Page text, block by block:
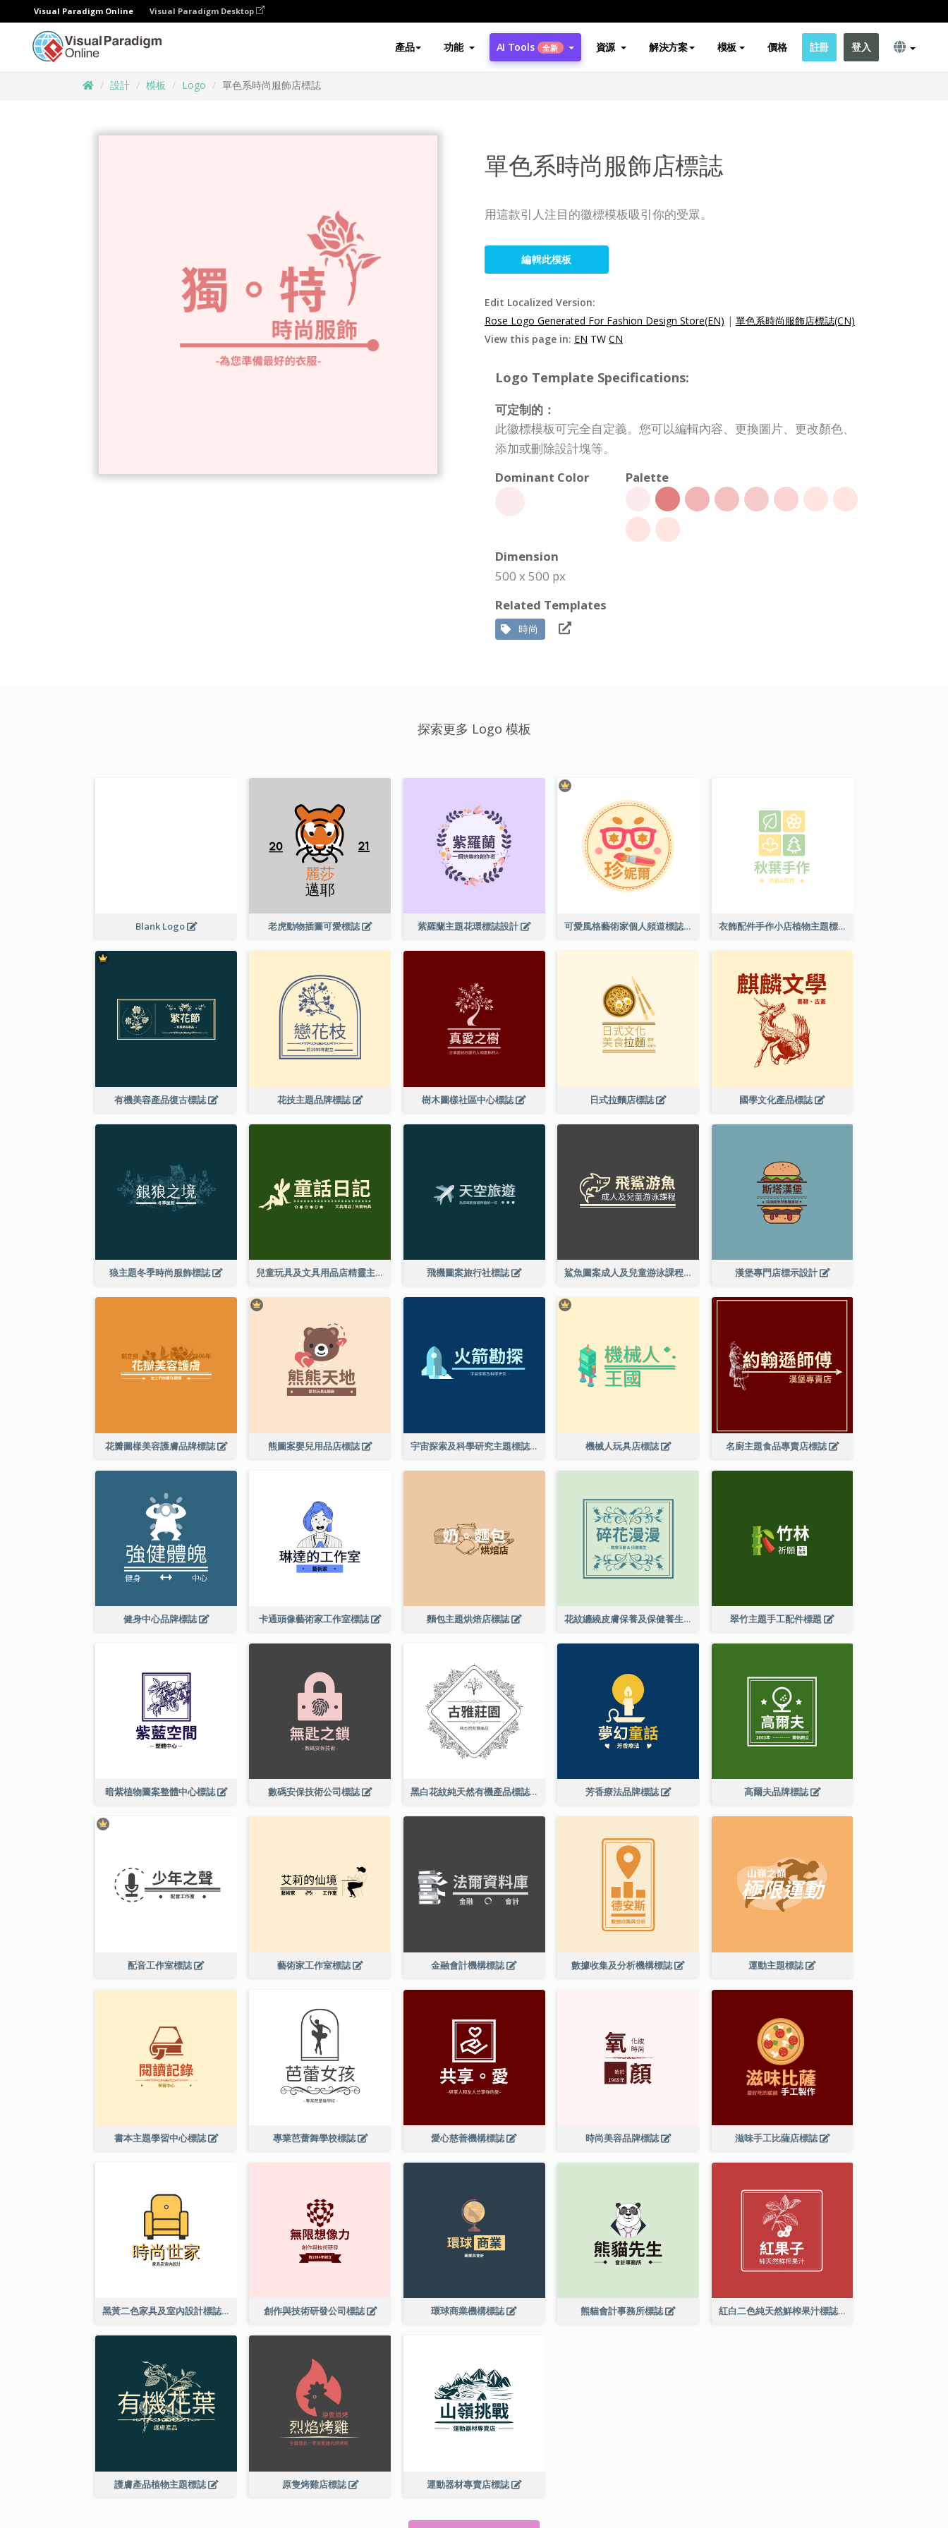
Visual Paradigm Online Visual Paradigm Desktop
產品 功能 AI Tools 全新 資源 解決方案 模板 價格 註冊 登入
設計 模板 Logo 單色系時尚服飾店標誌
單色系時尚服飾店標誌
用這款引人注目的徽標模板吸引你的受眾。
編輯此模板
Edit Localized Version:
Rose Logo Generated For Fashion Design Store(EN) | 單色系時尚服飾店標誌(CN)
View this page in: EN TW CN
Logo Template Specifications:
可定制的：
此徽標模板可完全自定義。您可以編輯內容、更換圖片、更改顏色、
添加或刪除設計塊等。
Dominant Color
Palette
Dimension
500 x 500 px
Related Templates
時尚
探索更多 Logo 模板
Blank Logo 老虎動物插圖可愛標誌 紫羅蘭主題花環標誌設計 可愛風格藝術家個人頻道標誌 衣飾配件手作小店植物主題標誌設計
有機美容產品復古標誌 花技主題品牌標誌 樹木圖樣社區中心標誌 日式拉麵店標誌 國學文化產品標誌
狼主題冬季時尚服飾標誌 兒童玩具及文具用品店精靈主題標誌設計 飛機圖案旅行社標誌 鯊魚圖案成人及兒童游泳課程標誌設計 漢堡專門店標示設計
花瓣圖樣美容護膚品牌標誌 熊圖案嬰兒用品店標誌 宇宙探索及科學研究主題標誌設計 機械人玩具店標誌 名廚主題食品專賣店標誌
健身中心品牌標誌 卡通頭像藝術家工作室標誌 麵包主題烘焙店標誌 花紋纏繞皮膚保養及保健養生標誌設計 翠竹主題手工配件標題
暗紫植物圖案整體中心標誌 數碼安保技術公司標誌 黑白花紋純天然有機產品標誌 芳香療法品牌標誌 高爾夫品牌標誌
配音工作室標誌 藝術家工作室標誌 金融會計機構標誌 數據收集及分析機構標誌 運動主題標誌
書本主題學習中心標誌 專業芭蕾舞學校標誌 愛心慈善機構標誌 時尚美容品牌標誌 滋味手工比薩店標誌
黑黃二色家具及室內設計標誌 創作與技術研發公司標誌 環球商業機構標誌 熊貓會計事務所標誌 紅白二色純天然鮮榨果汁標誌
護膚產品植物主題標誌 原隻烤雞店標誌 運動器材專賣店標誌